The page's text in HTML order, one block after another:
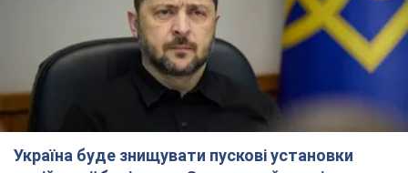
Україна буде знищувати пускові установки